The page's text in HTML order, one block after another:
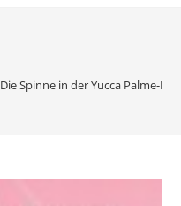
Die Spinne in der Yucca Palme-